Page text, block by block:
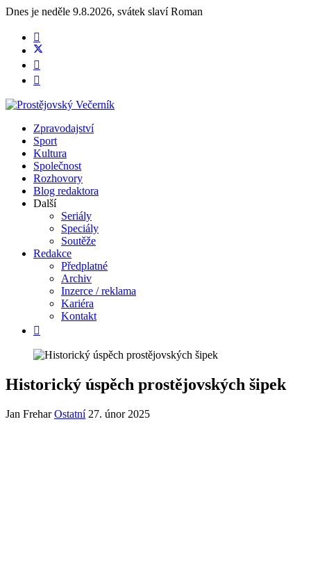
Dnes je neděle 9.8.2026, svátek slavíRoman
Zpravodajství
Sport
Kultura
Společnost
Rozhovory
Blog redaktora
Další
Seriály
Speciály
Soutěže
Redakce
Předplatné
Archiv
Inzerce / reklama
Kariéra
Kontakt
Historický úspěch prostějovských šipek
Jan Frehar Ostatní 27. únor 2025